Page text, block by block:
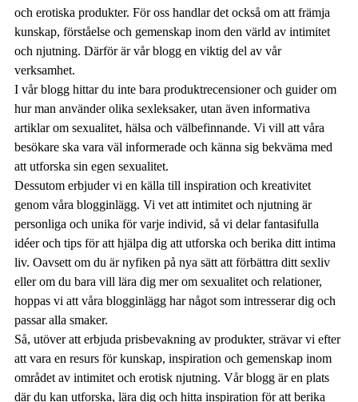
och erotiska produkter. För oss handlar det också om att främja
kunskap, förståelse och gemenskap inom den värld av intimitet
och njutning. Därför är vår blogg en viktig del av vår
verksamhet.
I vår blogg hittar du inte bara produktrecensioner och guider om
hur man använder olika sexleksaker, utan även informativa
artiklar om sexualitet, hälsa och välbefinnande. Vi vill att våra
besökare ska vara väl informerade och känna sig bekväma med
att utforska sin egen sexualitet.
Dessutom erbjuder vi en källa till inspiration och kreativitet
genom våra blogginlägg. Vi vet att intimitet och njutning är
personliga och unika för varje individ, så vi delar fantasifulla
idéer och tips för att hjälpa dig att utforska och berika ditt intima
liv. Oavsett om du är nyfiken på nya sätt att förbättra ditt sexliv
eller om du bara vill lära dig mer om sexualitet och relationer,
hoppas vi att våra blogginlägg har något som intresserar dig och
passar alla smaker.
Så, utöver att erbjuda prisbevakning av produkter, strävar vi efter
att vara en resurs för kunskap, inspiration och gemenskap inom
området av intimitet och erotisk njutning. Vår blogg är en plats
där du kan utforska, lära dig och hitta inspiration för att berika